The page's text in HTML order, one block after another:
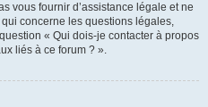
vous fournir d’assistance légale et ne
concerne les questions légales,
« Qui dois-je contacter à propos
liés à ce forum ? ».